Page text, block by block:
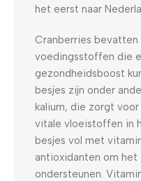
het eerst naar
Cranberries bevatten
voedingsstoffen die
gezondheidsboost
besjes zijn onder
kalium, die zorgt
vitale vloeistoffen in
besjes vol met
antioxidanten om
ondersteunen.